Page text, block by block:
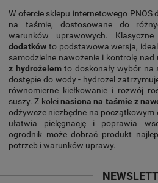
W ofercie sklepu internetowego PNOS
na taśmie, dostosowane do
warunków uprawowych. Klasyczne
dodatków to podstawowa wersja,
samodzielne nawożenie i kontrolę nad
z hydrożelemto doskonały wybór na
dostępie do wody - hydrożel
równomierne kiełkowanie i rozwój
suszy. Z koleinasiona na taśmie z
odżywcze niezbędne na
ułatwia pielęgnację i poprawia
ogrodnik może dobrać produkt
potrzeb i warunków uprawy.